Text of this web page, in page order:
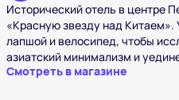
Исторический отель в центре
«Красную звезду над
лапшой и велосипед, чтобы
азиатский минимализм и
Смотреть в магазине